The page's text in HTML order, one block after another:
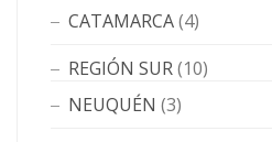
CATAMARCA(4)
REGIÓN SUR(10)
NEUQUÉN (3)